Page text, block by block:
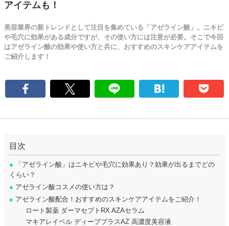
アイテムも！
美容業界の新トレンドとして注目を集めている「アゼライン酸」。ニキビ
や毛穴に効果がある成分ですが、その使い方には注意が必要。そこで今回
はアゼライン酸の効果や使い方と共に、おすすめのスキンケアアイテムを
ご紹介します！
目次
● 「アゼライン酸」はニキビや毛穴に効果あり？効果が出るまでどの
くらい？
● アゼライン酸コスメの使い方は？
● アゼライン酸配合！おすすめのスキンケアアイテムをご紹介！
ロート製薬 ダーマセプトRX AZAセラム
マキアレイベル ディーププラスAZ 高濃度美容液